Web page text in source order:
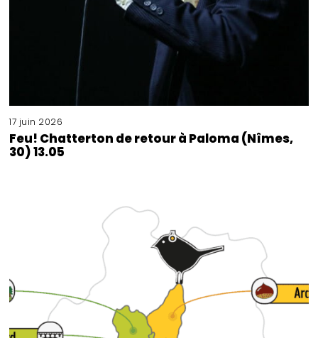
17 juin 2026
Feu! Chatterton de retour à Paloma (Nîmes,
30) 13.05